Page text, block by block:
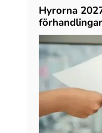
Hyrorna